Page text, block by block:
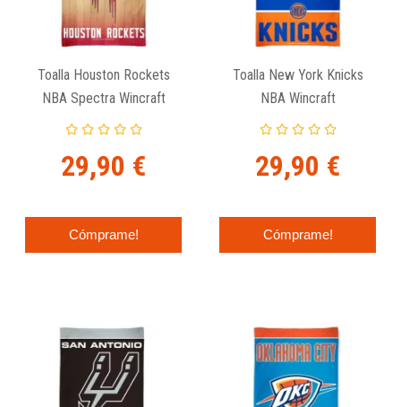
Toalla Houston Rockets
NBA Spectra Wincraft
29,90 €
Cómprame!
Toalla New York Knicks
NBA Wincraft
29,90 €
Cómprame!